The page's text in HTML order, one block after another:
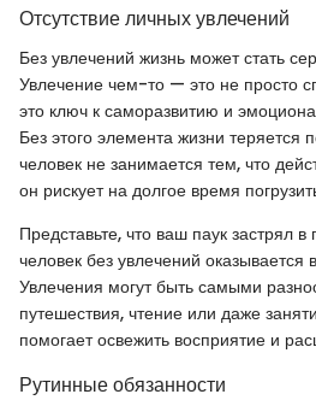
Отсутствие личных увлечений
Без увлечений жизнь может стать
Увлечение чем-то — это не просто
это ключ к саморазвитию и
Без этого элемента жизни теряется
человек не занимается тем, что
он рискует на долгое время
Представьте, что ваш паук застрял
человек без увлечений оказывается
Увлечения могут быть самыми
путешествия, чтение или даже
помогает освежить восприятие и
Рутинные обязанности